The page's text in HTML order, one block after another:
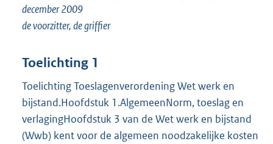
december 2009
de voorzitter, de griffier
Toelichting 1
Toelichting Toeslagenverordening Wet werk en
bijstand.Hoofdstuk 1.AlgemeenNorm, toeslag en
verlagingHoofdstuk 3 van de Wet werk en bijstand
(Wwb) kent voor de algemeen noodzakelijke kosten